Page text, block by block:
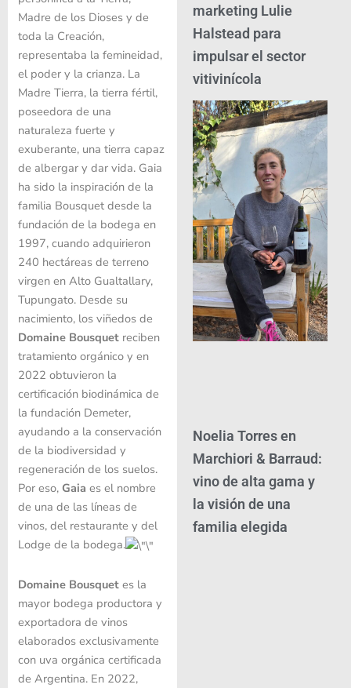
Madre de los Dioses y de
toda la Creación,
representaba la femineidad,
el poder y la crianza. La
Madre Tierra, la tierra fértil,
poseedora de una
naturaleza fuerte y
exuberante, una tierra capaz
de albergar y dar vida. Gaia
ha sido la inspiración de la
familia Bousquet desde la
fundación de la bodega en
1997, cuando adquirieron
240 hectáreas de terreno
virgen en Alto Gualtallary,
Tupungato. Desde su
nacimiento, los viñedos de
Domaine Bousquetreciben
tratamiento orgánico y en
2022 obtuvieron la
certificación biodinámica de
la fundación Demeter,
ayudando a la conservación
de la biodiversidad y
regeneración de los suelos.
Por eso, Gaia es el nombre
de una de las líneas de
vinos, del restaurante y del
Lodge de la bodega.
Domaine Bousquetes la
mayor bodega productora y
exportadora de vinos
elaborados exclusivamente
con uva orgánica certificada
de Argentina. En 2022,
marketing Lulie
Halstead para
impulsar el sector
vitivinícola
Noelia Torres en
Marchiori & Barraud:
vino de alta gama y
la visión de una
familia elegida